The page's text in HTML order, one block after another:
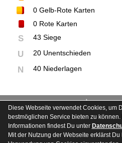
0 Gelb-Rote Karten
0 Rote Karten
S 43 Siege
U 20 Unentschieden
N 40 Niederlagen
Besucherstatistik Kontakt
Diese Webseite verwendet Cookies, um
bestmöglichen Service bieten zu
Informationen findest Du unter
Mit der Nutzung der Webseite erklärst Du